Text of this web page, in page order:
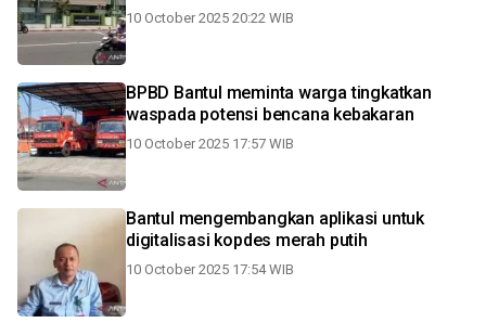
10 October 2025 20:22 WIB
BPBD Bantul meminta warga tingkatkan
waspada potensi bencana kebakaran
10 October 2025 17:57 WIB
Bantul mengembangkan aplikasi untuk
digitalisasi kopdes merah putih
10 October 2025 17:54 WIB